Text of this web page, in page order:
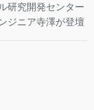
研究開発センター
ジニア寺澤が登壇